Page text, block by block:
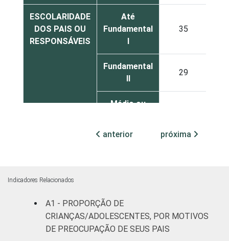
ESCOLARIDADE
DOS PAIS OU
RESPONSÁVEIS
Até
Fundamental
I
35
Fundamental
II
29
Médio ou
ADOLESCENTE
De 13 a 14
anos
29
anterior próxima
Indicadores Relacionados
A1 - PROPORÇÃO DE
CRIANÇAS/ADOLESCENTES, POR MOTIVOS
DE PREOCUPAÇÃO DE SEUS PAIS